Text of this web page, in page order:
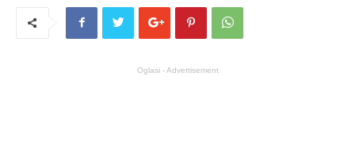
Oglasi - Advertisement